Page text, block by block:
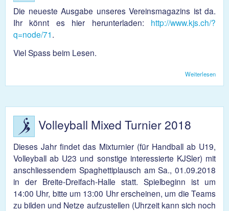
Die neueste Ausgabe unseres Vereinsmagazins ist da.
Ihr könnt es hier herunterladen: http://www.kjs.ch/?
q=node/71.
Viel Spass beim Lesen.
Weiterlesen
Volleyball Mixed Turnier 2018
Dieses Jahr findet das Mixturnier (für Handball ab U19,
Volleyball ab U23 und sonstige interessierte KJSler) mit
anschliessendem Spaghettiplausch am Sa., 01.09.2018
in der Breite-Dreifach-Halle statt. Spielbeginn ist um
14:00 Uhr, bitte um 13:00 Uhr erscheinen, um die Teams
zu bilden und Netze aufzustellen (Uhrzeit kann sich noch